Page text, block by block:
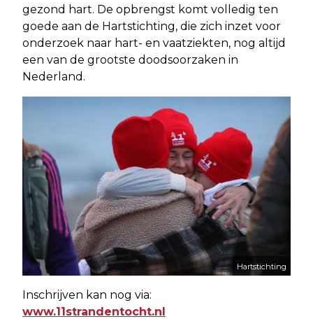
gezond hart. De opbrengst komt volledig ten
goede aan de Hartstichting, die zich inzet voor
onderzoek naar hart- en vaatziekten, nog altijd
een van de grootste doodsoorzaken in
Nederland.
Hartstichting
Inschrijven kan nog via:
www.11strandentocht.nl